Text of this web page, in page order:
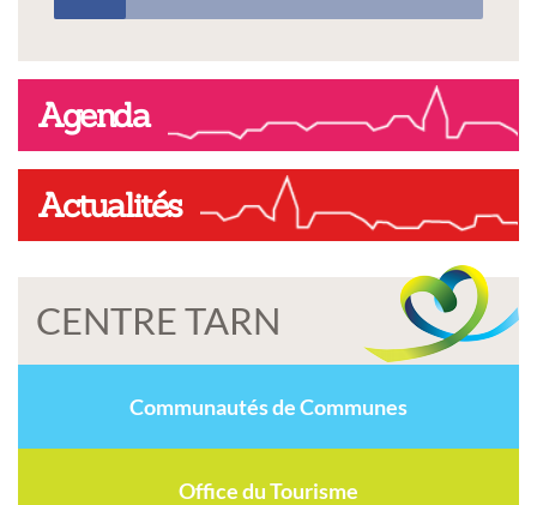
Agenda
Actualités
CENTRE TARN
Communautés de Communes
Office du Tourisme